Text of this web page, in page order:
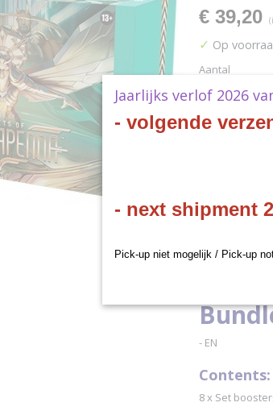
€ 39,20
✓ Op
Aantal
Productcode
- EN
Contents:
8 x Set
Jaarlijks verlof 2026
- volgende
- next shipment
Pick-up niet mogelijk / Pick-up